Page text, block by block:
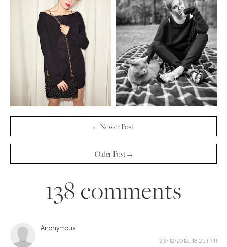
← Newer Post
Older Post →
138 comments
Anonymous
23/12/2012, 18:25